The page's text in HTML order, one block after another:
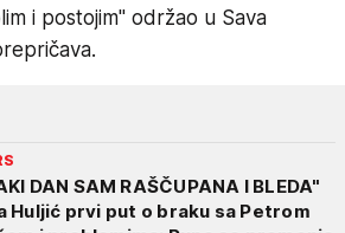
i postojim" održao u Sava
DAN SAM RAŠČUPANA I BLEDA"
Huljić prvi put o braku sa Petrom